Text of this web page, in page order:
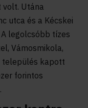
volt. Utána
utca és a Kécskei
legolcsóbb tízes
Vámosmikola,
település kapott
forintos